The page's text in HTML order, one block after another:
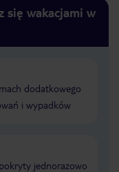
się wakacjami w
dodatkowego
i wypadków
jednorazowo